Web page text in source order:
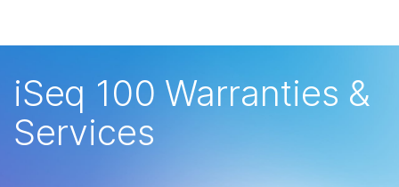
학습
iSeq 100 Warranties &
Services
습니다. 주요 관심 분야를 선택해 주세요:
×
암 연구
미생물학 연구